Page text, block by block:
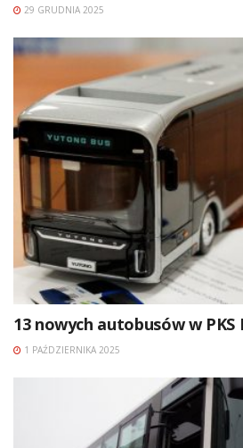
29 GRUDNIA 2025
13 nowych autobusów w PKS
1 PAŹDZIERNIKA 2025